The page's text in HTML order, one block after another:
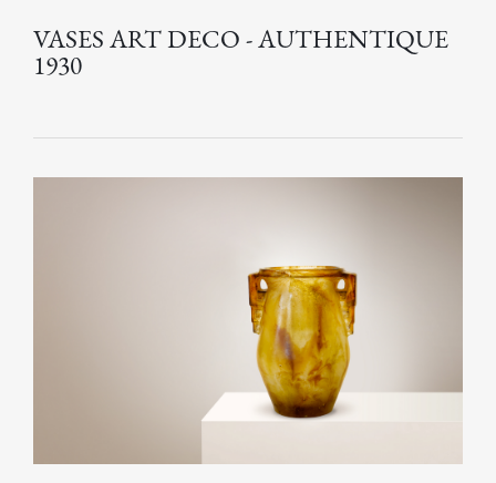
VASES ART DECO - AUTHENTIQUE
1930